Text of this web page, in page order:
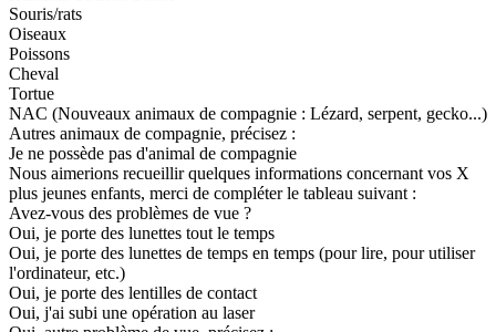
Souris/rats
Oiseaux
Poissons
Cheval
Tortue
NAC (Nouveaux animaux de compagnie : Lézard, serpent, gecko...)
Autres animaux de compagnie, précisez :
Je ne possède pas d'animal de compagnie
Nous aimerions recueillir quelques informations concernant vos X
plus jeunes enfants, merci de compléter le tableau suivant :
Avez-vous des problèmes de vue ?
Oui, je porte des lunettes tout le temps
Oui, je porte des lunettes de temps en temps (pour lire, pour utiliser
l'ordinateur, etc.)
Oui, je porte des lentilles de contact
Oui, j'ai subi une opération au laser